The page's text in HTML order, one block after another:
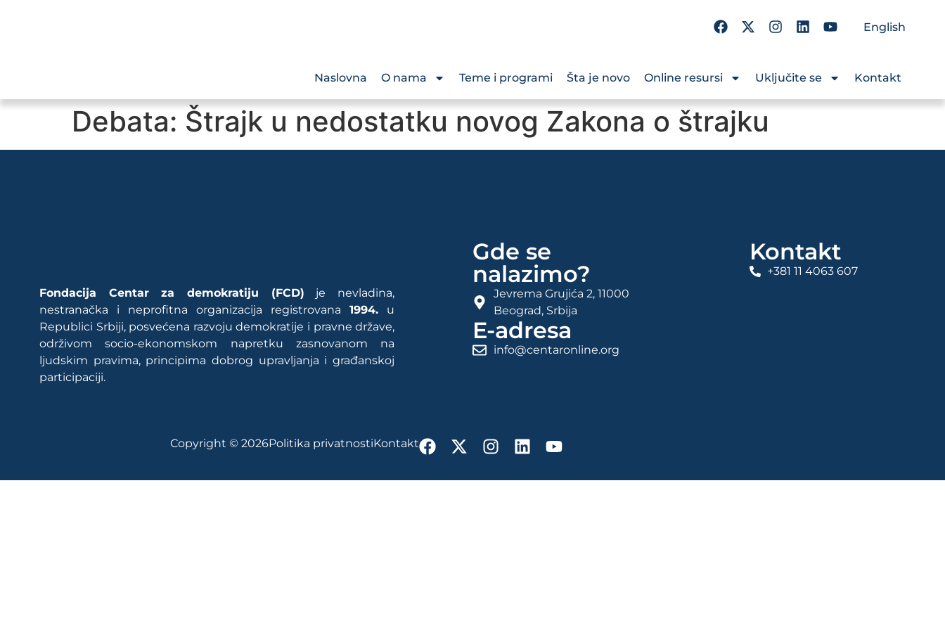
English
Naslovna O nama Teme i programi Šta je novo Online resursi Uključite se Kontakt
Debata: Štrajk u nedostatku novog Zakona o štrajku
Fondacija Centar za demokratiju (FCD) je nevladina,
nestranačka i neprofitna organizacija registrovana1994. u
Republici Srbiji, posvećena razvoju demokratije i pravne države,
održivom socio-ekonomskom napretku zasnovanom na
ljudskim pravima, principima dobrog upravljanja i građanskoj
participaciji.
Gde se
nalazimo?
Jevrema Grujića 2, 11000
Beograd, Srbija
E-adresa
info@centaronline.org
Kontakt
+381 11 4063 607
Copyright © 2026Politika privatnostiKontakt